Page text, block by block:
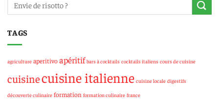
TAGS
agriculture aperitivoapéritif bars à cocktails cocktails italiens cours de cuisine
cuisinecuisine italienne cuisine locale digestifs
découverte culinaire formation formation culinaire france